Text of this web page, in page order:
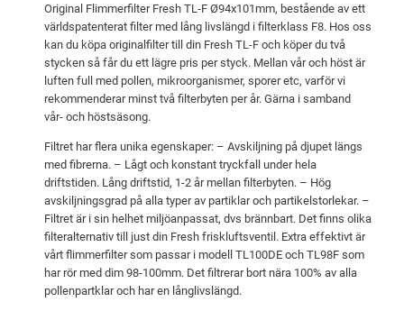
s
e
t
v
a
r
:
1
2
6
k
ä
r
:
1
1
7
k
r
.
Original Flimmerfilter Fresh TL-F Ø94x101mm, bestående av ett
världspatenterat filter med lång livslängd i filterklass F8. Hos oss
kan du köpa originalfilter till din Fresh TL-F och köper du två
stycken så får du ett lägre pris per styck. Mellan vår och höst är
luften full med pollen, mikroorganismer, sporer etc, varför vi
rekommenderar minst två filterbyten per år. Gärna i samband
vår- och höstsäsong.
Filtret har flera unika egenskaper: – Avskiljning på djupet längs
med fibrerna. – Lågt och konstant tryckfall under hela
driftstiden. Lång driftstid, 1-2 år mellan filterbyten. – Hög
avskiljningsgrad på alla typer av partiklar och partikelstorlekar. –
Filtret är i sin helhet miljöanpassat, dvs brännbart. Det finns olika
filteralternativ till just din Fresh friskluftsventil. Extra effektivt är
vårt flimmerfilter som passar i modell TL100DE och TL98F som
har rör med dim 98-100mm. Det filtrerar bort nära 100% av alla
pollenpartklar och har en långlivslängd.